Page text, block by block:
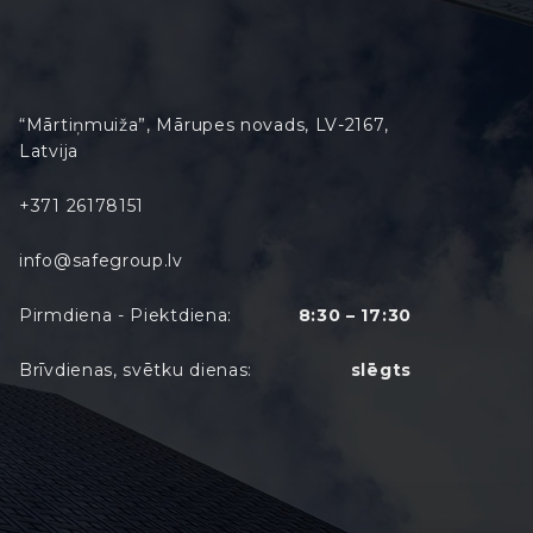
“Mārtiņmuiža”, Mārupes novads, LV-2167,
Latvija
+371 26178151
info@safegroup.lv
Pirmdiena - Piektdiena: 8:30 – 17:30
Brīvdienas, svētku dienas: slēgts